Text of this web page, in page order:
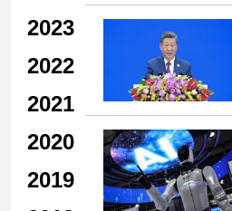
2023
2022
2021
2020
2019